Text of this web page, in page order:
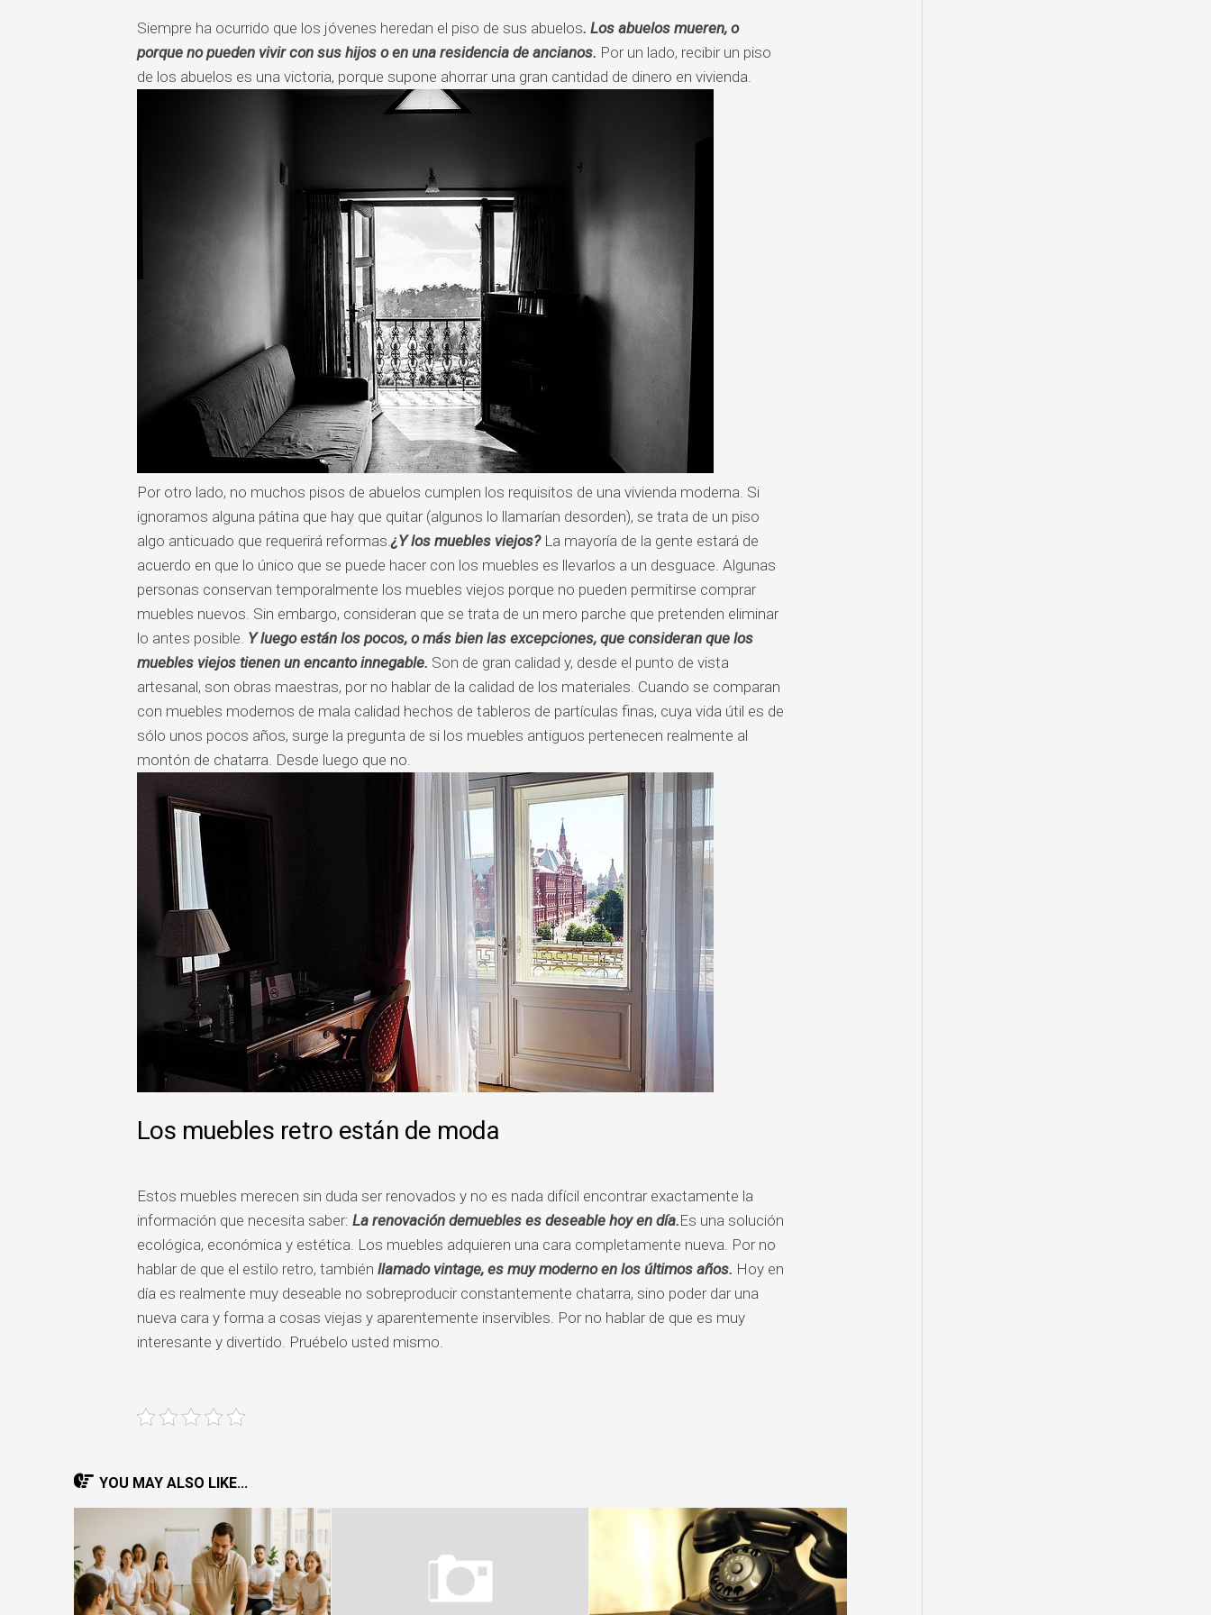
Siempre ha ocurrido que los jóvenes heredan el piso de sus abuelos. Los abuelos mueren, o
porque no pueden vivir con sus hijos o en una residencia de ancianos. Por un lado, recibir un piso
de los abuelos es una victoria, porque supone ahorrar una gran cantidad de dinero en vivienda.
Por otro lado, no muchos pisos de abuelos cumplen los requisitos de una vivienda moderna. Si
ignoramos alguna pátina que hay que quitar (algunos lo llamarían desorden), se trata de un piso
algo anticuado que requerirá reformas.¿Y los muebles viejos?La mayoría de la gente estará de
acuerdo en que lo único que se puede hacer con los muebles es llevarlos a un desguace. Algunas
personas conservan temporalmente los muebles viejos porque no pueden permitirse comprar
muebles nuevos. Sin embargo, consideran que se trata de un mero parche que pretenden eliminar
lo antes posible. Y luego están los pocos, o más bien las excepciones, que consideran que los
muebles viejos tienen un encanto innegable. Son de gran calidad y, desde el punto de vista
artesanal, son obras maestras, por no hablar de la calidad de los materiales. Cuando se comparan
con muebles modernos de mala calidad hechos de tableros de partículas finas, cuya vida útil es de
sólo unos pocos años, surge la pregunta de si los muebles antiguos pertenecen realmente al
montón de chatarra. Desde luego que no.
Los muebles retro están de moda
Estos muebles merecen sin duda ser renovados y no es nada difícil encontrar exactamente la
información que necesita saber: La renovación demuebles es deseable hoy en día.Es una solución
ecológica, económica y estética. Los muebles adquieren una cara completamente nueva. Por no
hablar de que el estilo retro, también llamado vintage, es muy moderno en los últimos años. Hoy en
día es realmente muy deseable no sobreproducir constantemente chatarra, sino poder dar una
nueva cara y forma a cosas viejas y aparentemente inservibles. Por no hablar de que es muy
interesante y divertido. Pruébelo usted mismo.
YOU MAY ALSO LIKE...